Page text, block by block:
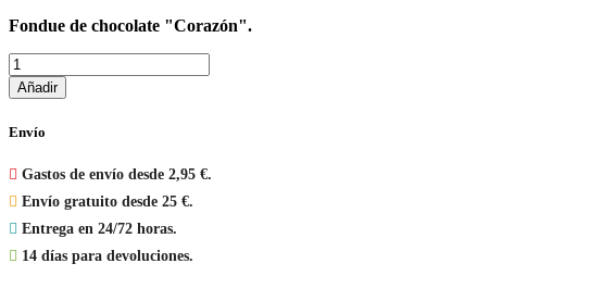
Fondue de chocolate "Corazón".
Añadir
Envío
 Gastos de envío desde 2,95 €.
 Envío gratuito desde 25 €.
 Entrega en 24/72 horas.
 14 días para devoluciones.